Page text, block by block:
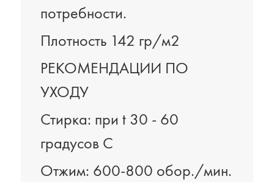
потребности.
Плотность 142 гр/м2
РЕКОМЕНДАЦИИ ПО
УХОДУ
Стирка: при t 30 - 60
градусов C
Отжим: 600-800 обор./мин.